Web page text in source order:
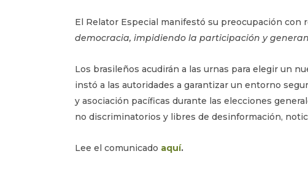
El Relator Especial manifestó su preocupación con
democracia, impidiendo la participación y
Los brasileños acudirán a las urnas para elegir un
instó a las autoridades a garantizar un entorno
y asociación pacíficas durante las elecciones
no discriminatorios y libres de desinformación,
Lee el comunicado aquí.